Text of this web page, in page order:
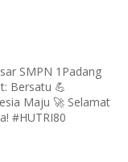
SMPN 1Padang
Bersatu 💪
Maju 🚀 Selamat
#HUTRI80